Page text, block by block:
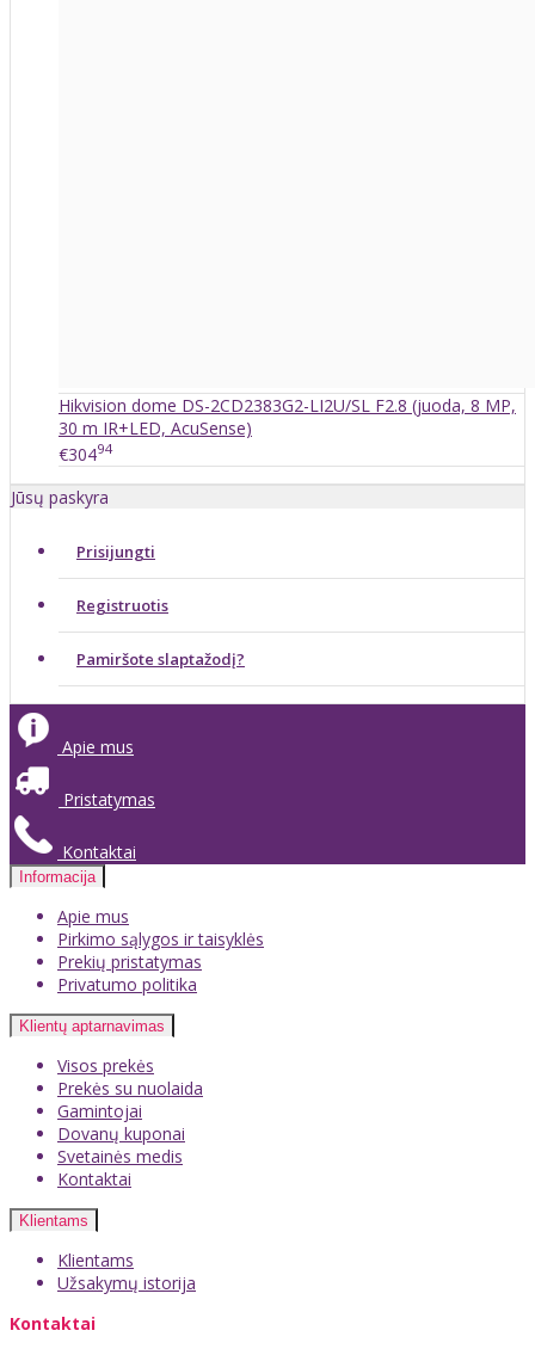
Hikvision dome DS-2CD2383G2-LI2U/SL F2.8 (juoda, 8 MP,
30 m IR+LED, AcuSense)
€30494
Jūsų paskyra
Prisijungti
Registruotis
Pamiršote slaptažodį?
Apie mus
Pristatymas
Kontaktai
Informacija
Apie mus
Pirkimo sąlygos ir taisyklės
Prekių pristatymas
Privatumo politika
Klientų aptarnavimas
Visos prekės
Prekės su nuolaida
Gamintojai
Dovanų kuponai
Svetainės medis
Kontaktai
Klientams
Klientams
Užsakymų istorija
Kontaktai